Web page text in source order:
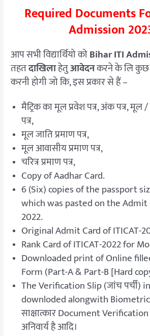
Required Documents
Admission
आप सभी विद्यार्थियो कोBihar ITI
तहतदाखिलाहेतुआवेदनकरने के लि कुछ
करनी होगी जो कि, इस प्रकार से हैं –
मैट्रिक का मूल प्रवेश पत्र, अंक पत्र,
पत्र,
मूल जाति प्रमाण पत्र,
मूल आवासीय प्रमाण पत्र,
चरित्र प्रमाण पत्र,
Copy of Aadhar Card.
6 (Six) copies of the passport
which was pasted on the Admit
2022.
Original Admit Card of ITICAT-
Rank Card of ITICAT-2022 for
Downloaded print of Online
Form (Part-A & Part-B [Hard
The Verification Slip (जांच पर्ची)
downloded alongwith
साक्षात्कार Document
अनिवार्य है आदि।